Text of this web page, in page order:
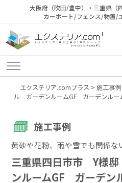
大阪府（吹田/豊中）・三重県（
カーポート/フェンス/物置/
エクステリア.comプラス > 施工事例
ル ガーデンルームGF ガーデンル
施工事例
黄砂や花粉、雨や雪でも関係
三重県四日市市 Y様
ンルームGF ガーデ